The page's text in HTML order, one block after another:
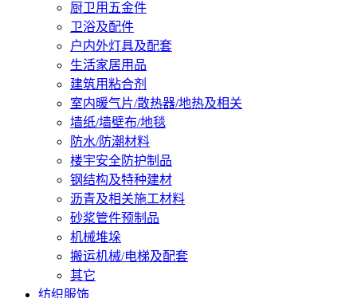
厨卫用五金件
卫浴及配件
户内外灯具及配套
生活家居用品
建筑用粘合剂
室内暖气片/散热器/地热及相关
墙纸/墙壁布/地毯
防水/防潮材料
楼宇安全防护制品
钢结构及特种建材
沥青及相关施工材料
砂浆管件预制品
机械堆垛
搬运机械/电梯及配套
其它
纺织服饰